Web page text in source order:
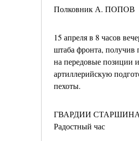
Полковник А. ПОПОВ
15 апреля в 8 часов
штаба фронта, получив
на передовые позиции
артиллерийскую
пехоты.
ГВАРДИИ
Радостный час